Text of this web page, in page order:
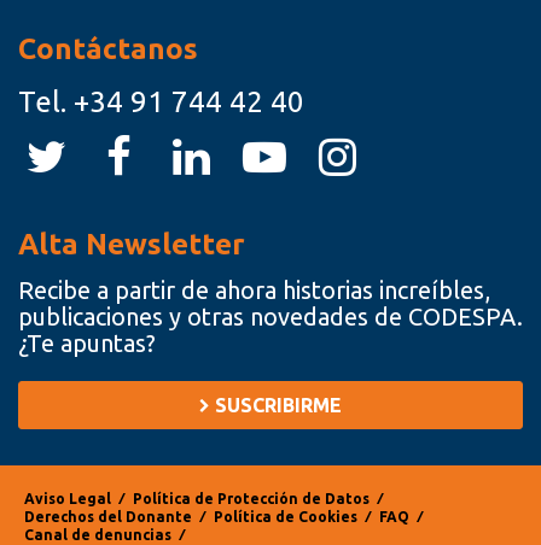
Contáctanos
Tel. +34 91 744 42 40
Alta Newsletter
Recibe a partir de ahora historias increíbles,
publicaciones y otras novedades de CODESPA.
¿Te apuntas?
SUSCRIBIRME
Aviso Legal ⁄ Política de Protección de Datos
⁄
Derechos del Donante
⁄ Política de Cookies ⁄ FAQ
⁄
Canal de denuncias
⁄